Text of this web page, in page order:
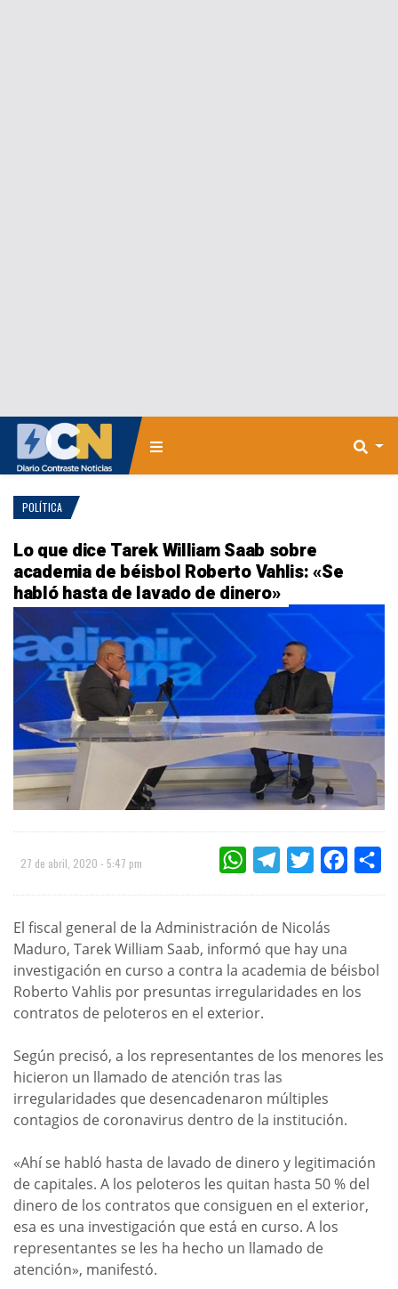
POLÍTICA
Lo que dice Tarek William Saab sobre
academia de béisbol Roberto Vahlis: «Se
habló hasta de lavado de dinero»
27 de abril, 2020 - 5:47 pm WHATSAPPTELEGRAMTWITTER
El fiscal general de la Administración de Nicolás
Maduro, Tarek William Saab, informó que hay una
investigación en curso a contra la academia de béisbol
Roberto Vahlis por presuntas irregularidades en los
contratos de peloteros en el exterior.
Según precisó, a los representantes de los menores les
hicieron un llamado de atención tras las
irregularidades que desencadenaron múltiples
contagios de coronavirus dentro de la institución.
«Ahí se habló hasta de lavado de dinero y legitimación
de capitales. A los peloteros les quitan hasta 50 % del
dinero de los contratos que consiguen en el exterior,
esa es una investigación que está en curso. A los
representantes se les ha hecho un llamado de
atención», manifestó.